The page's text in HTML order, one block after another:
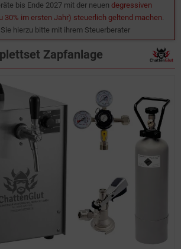
bis Ende 2027 mit der neuen degressiven
30% im ersten Jahr) steuerlich geltend machen.
hierzu bitte mit ihrem Steuerberater
Zapfanlage